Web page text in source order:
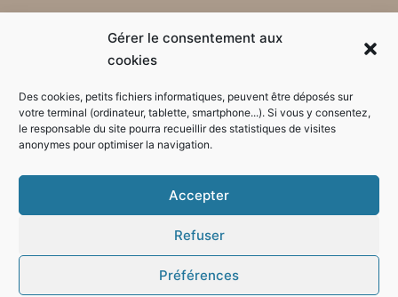
Gérer le consentement aux
cookies
Des cookies, petits fichiers informatiques, peuvent être déposés sur
votre terminal (ordinateur, tablette, smartphone...). Si vous y consentez,
le responsable du site pourra recueillir des statistiques de visites
anonymes pour optimiser la navigation.
Accepter
Refuser
Préférences
Contactez-nous
Horaires d'ouverture de la mairie